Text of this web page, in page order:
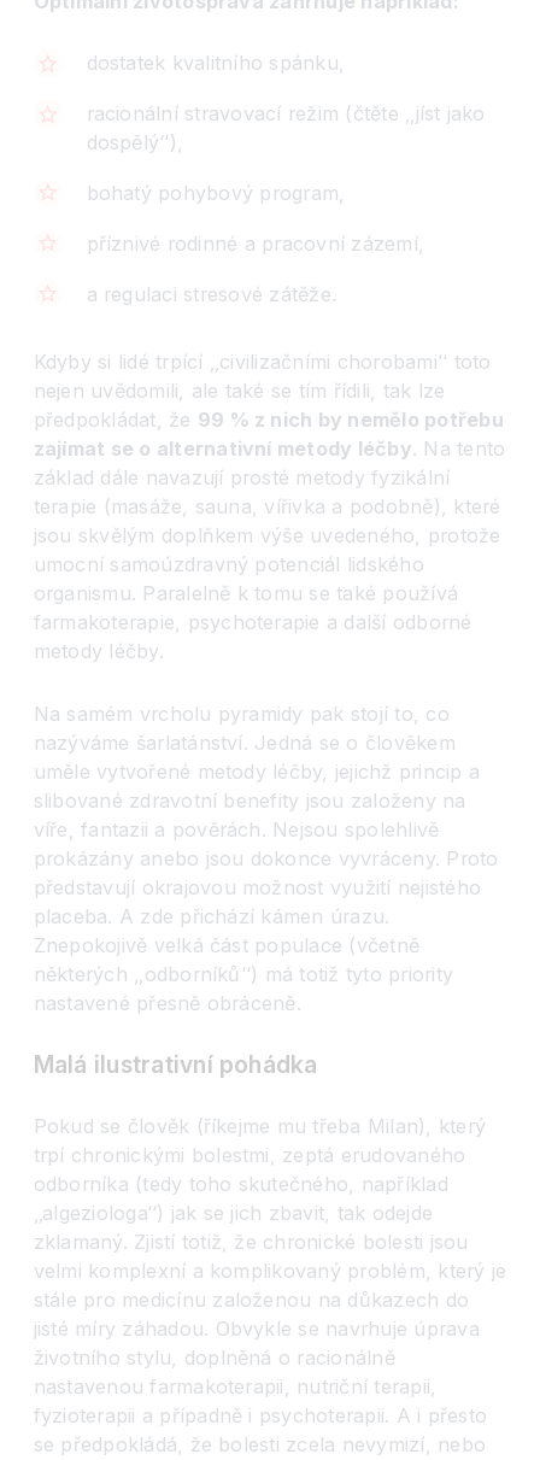
dostatek kvalitního spánku,
racionální stravovací režim (čtěte ‚‚jíst jako
dospělý‘‘),
bohatý pohybový program,
příznivé rodinné a pracovní zázemí,
a regulaci stresové zátěže.
Kdyby si lidé trpící ‚‚civilizačními chorobami‘‘ toto
nejen uvědomili, ale také se tím řídili, tak lze
předpokládat, že 99 % z nich by nemělo potřebu
zajímat se o alternativní metody léčby. Na tento
základ dále navazují prosté metody fyzikální
terapie (masáže, sauna, vířivka a podobně), které
jsou skvělým doplňkem výše uvedeného, protože
umocní samoúzdravný potenciál lidského
organismu. Paralelně k tomu se také používá
farmakoterapie, psychoterapie a další odborné
metody léčby.
Na samém vrcholu pyramidy pak stojí to, co
nazýváme šarlatánství. Jedná se o člověkem
uměle vytvořené metody léčby, jejichž princip a
slibované zdravotní benefity jsou založeny na
víře, fantazii a pověrách. Nejsou spolehlivě
prokázány anebo jsou dokonce vyvráceny. Proto
představují okrajovou možnost využití nejistého
placeba. A zde přichází kámen úrazu.
Znepokojivě velká část populace (včetně
některých ‚‚odborníků‘‘) má totiž tyto priority
nastavené přesně obráceně.
Malá ilustrativní pohádka
Pokud se člověk (říkejme mu třeba Milan), který
trpí chronickými bolestmi, zeptá erudovaného
odborníka (tedy toho skutečného, například
‚‚algeziologa‘‘) jak se jich zbavit, tak odejde
zklamaný. Zjistí totiž, že chronické bolesti jsou
velmi komplexní a komplikovaný problém, který je
stále pro medicínu založenou na důkazech do
jisté míry záhadou. Obvykle se navrhuje úprava
životního stylu, doplněná o racionálně
nastavenou farmakoterapii, nutriční terapii,
fyzioterapii a případně i psychoterapii. A i přesto
se předpokládá, že bolesti zcela nevymizí, nebo